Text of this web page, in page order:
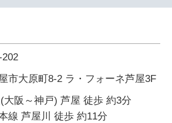
202
市大原町8-2 ラ・フォーネ芦屋3F
大阪～神戸) 芦屋 徒歩 約3分
線 芦屋川 徒歩 約11分